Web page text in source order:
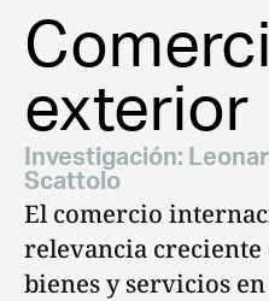
exterior
Investigación:
Scattolo
El comercio
relevancia
bienes y servicios